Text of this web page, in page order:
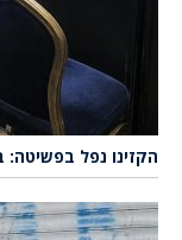
הקזינו נפל בפשיטה: